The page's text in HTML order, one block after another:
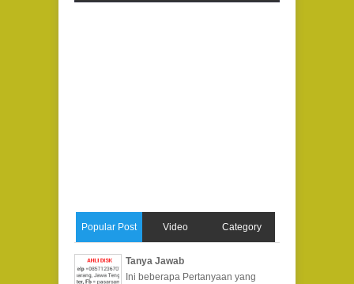
Popular Post Video Category
Tanya Jawab
Ini beberapa Pertanyaan yang